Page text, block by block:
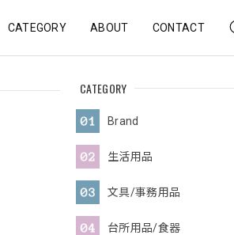
CATEGORY ABOUT CONTACT
CATEGORY
Brand
生活用品
文具/事務用品
台所用品/食器